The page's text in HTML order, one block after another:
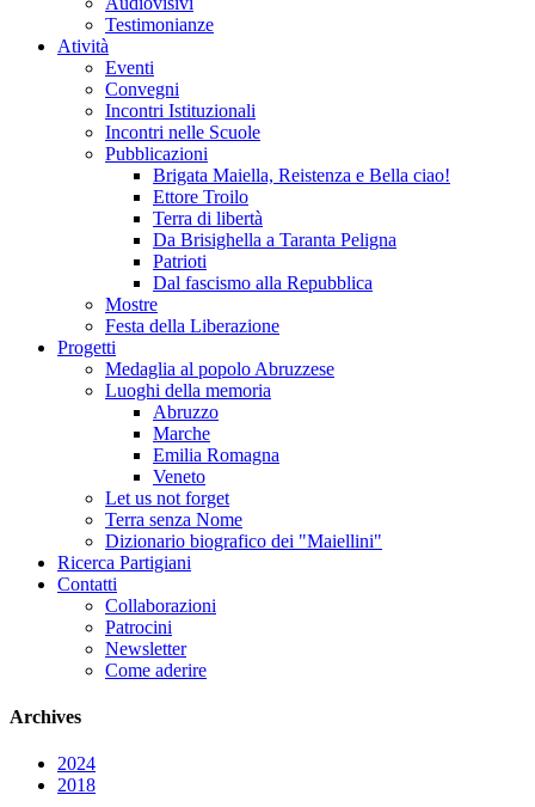
Testimonianze
Atività
Eventi
Convegni
Incontri Istituzionali
Incontri nelle Scuole
Pubblicazioni
Brigata Maiella, Reistenza e Bella ciao!
Ettore Troilo
Terra di libertà
Da Brisighella a Taranta Peligna
Patrioti
Dal fascismo alla Repubblica
Mostre
Festa della Liberazione
Progetti
Medaglia al popolo Abruzzese
Luoghi della memoria
Abruzzo
Marche
Emilia Romagna
Veneto
Let us not forget
Terra senza Nome
Dizionario biografico dei "Maiellini"
Ricerca Partigiani
Contatti
Collaborazioni
Patrocini
Newsletter
Come aderire
Archives
2024
2018